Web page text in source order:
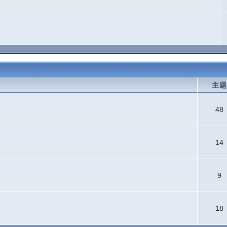
主题
48
14
9
18